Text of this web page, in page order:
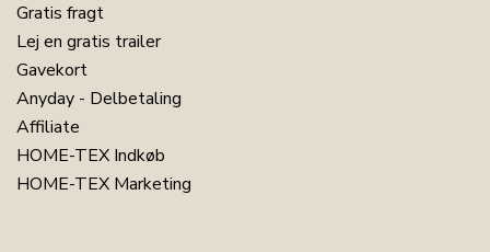
Gratis fragt
Lej en gratis trailer
Gavekort
Anyday - Delbetaling
Affiliate
HOME-TEX Indkøb
HOME-TEX Marketing